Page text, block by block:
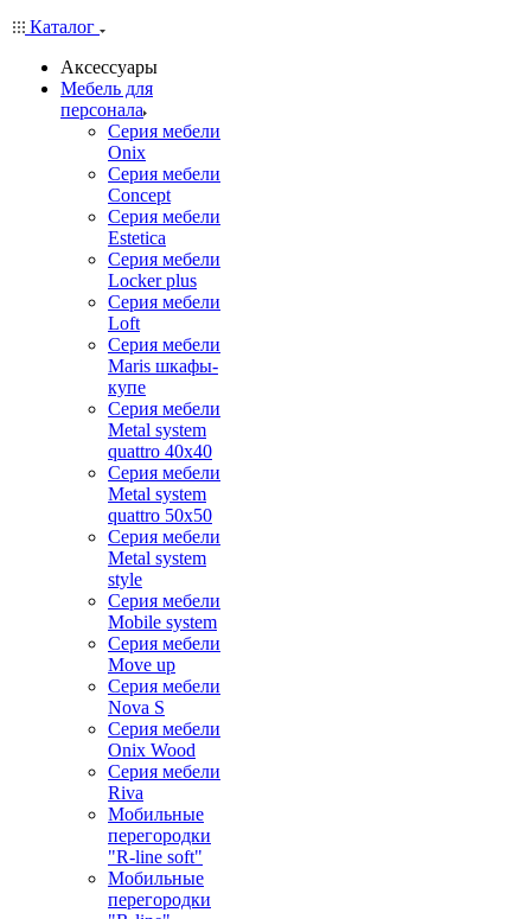
Каталог
Аксессуары
Мебель для
персонала
Серия мебели
Onix
Серия мебели
Concept
Серия мебели
Estetica
Серия мебели
Locker plus
Серия мебели
Loft
Серия мебели
Maris шкафы-
купе
Серия мебели
Metal system
quattro 40x40
Серия мебели
Metal system
quattro 50x50
Серия мебели
Metal system
style
Серия мебели
Mobile system
Серия мебели
Move up
Серия мебели
Nova S
Серия мебели
Onix Wood
Серия мебели
Riva
Мобильные
перегородки
"R-line soft"
Мобильные
перегородки